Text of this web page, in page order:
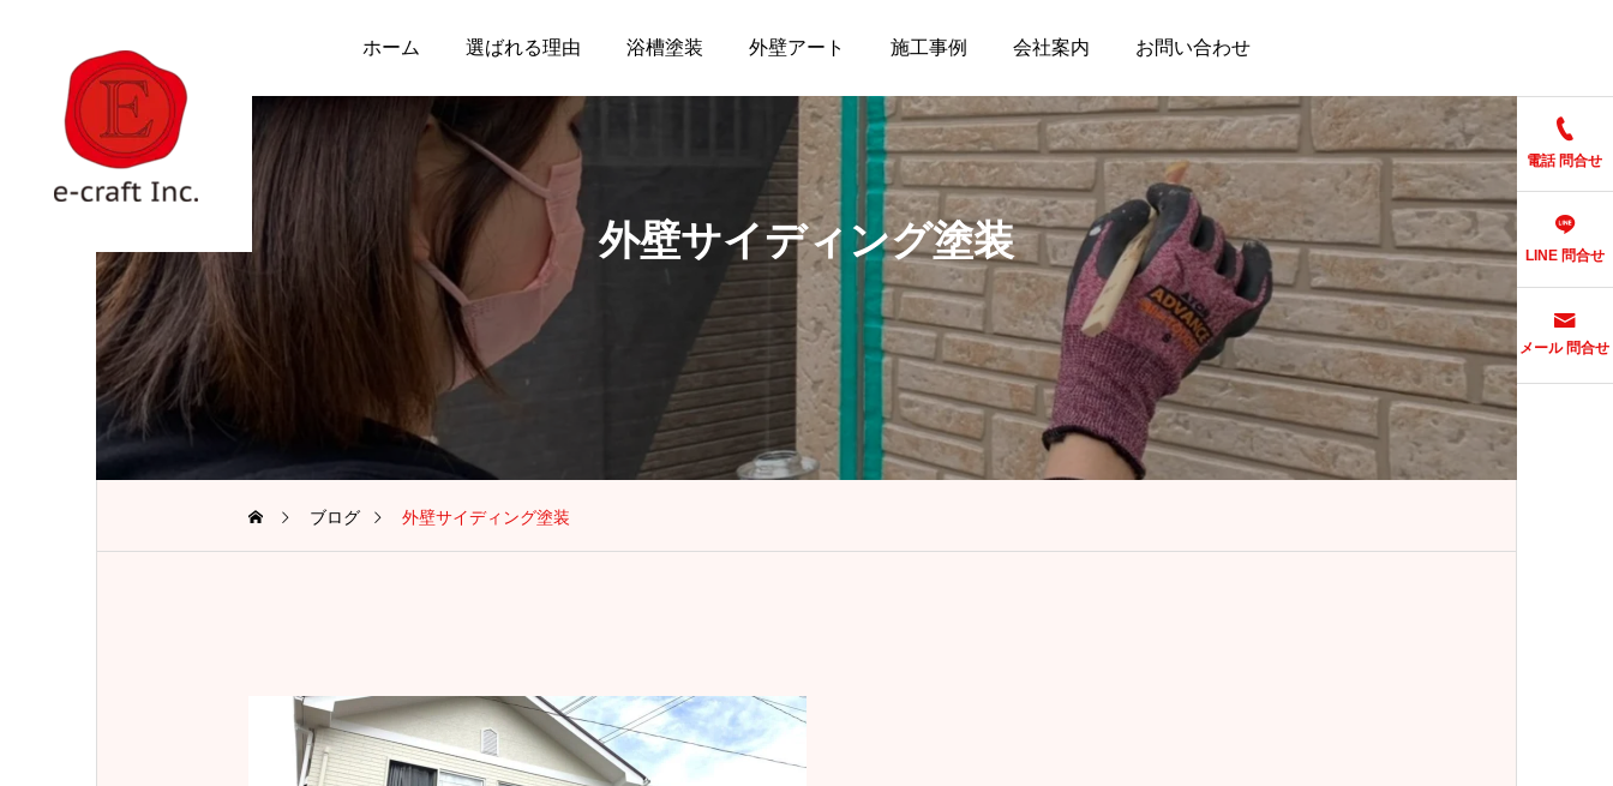
ホーム 選ばれる理由 浴槽塗装 外壁アート 施工事例 会社案内 お問い合わせ
電話 問合せ
LINE 問合せ
メール 問合せ
外壁サイディング塗装
ブログ 外壁サイディング塗装